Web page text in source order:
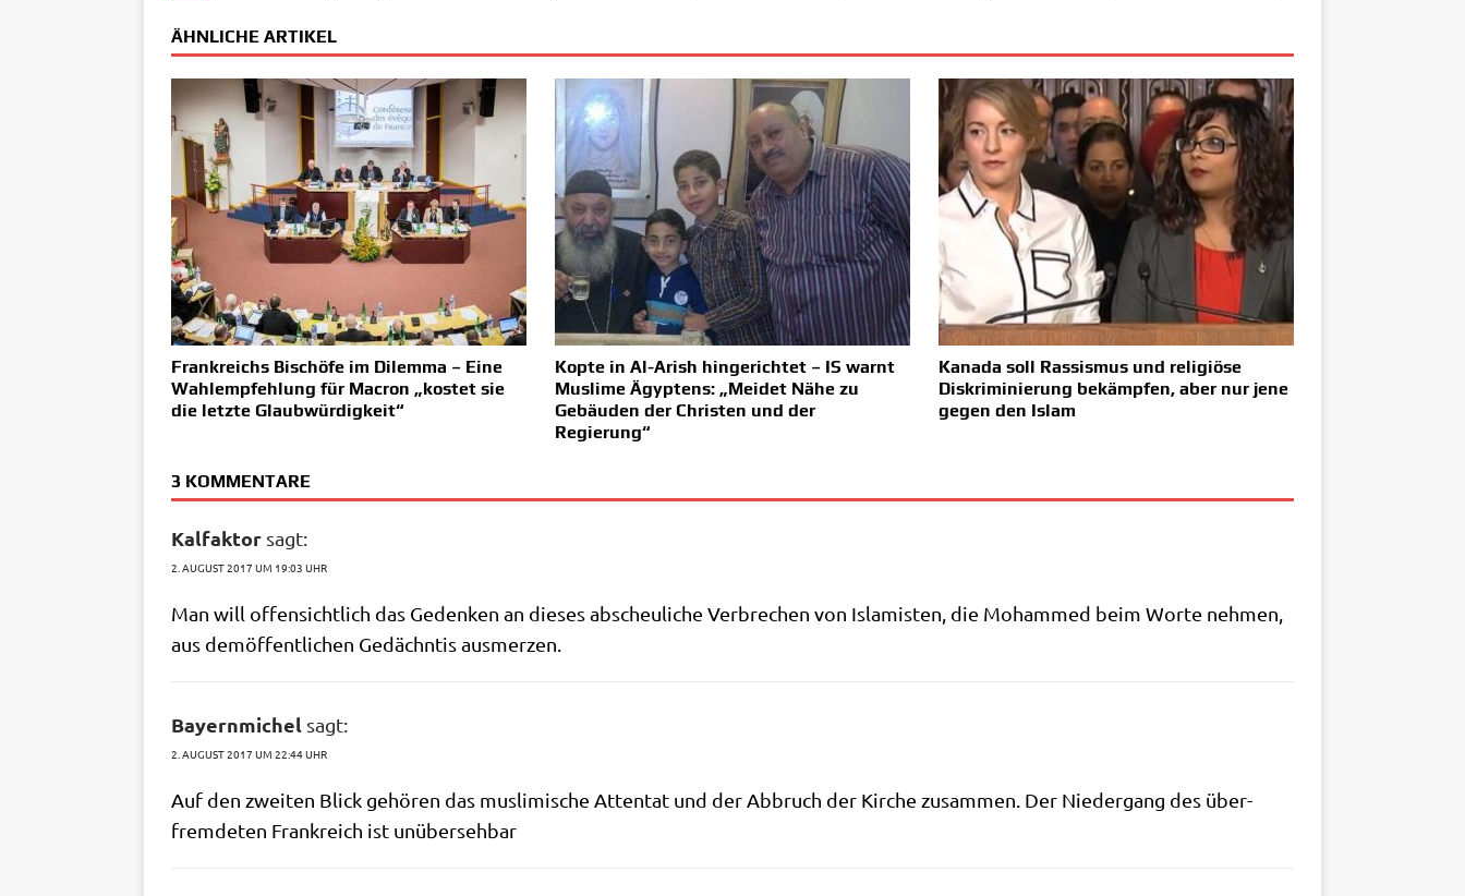
ÄHNLICHE ARTIKEL
Frankreichs Bischöfe im Dilemma – Eine
Wahlempfehlung für Macron „kostet sie
die letzte Glaubwürdigkeit“
Kopte in Al-Arish hingerichtet – IS warnt
Muslime Ägyptens: „Meidet Nähe zu
Gebäuden der Christen und der
Regierung“
Kanada soll Rassismus und religiöse
Diskriminierung bekämpfen, aber nur jene
gegen den Islam
3 KOMMENTARE
Kalfaktor sagt:
2. AUGUST 2017 UM 19:03 UHR
Man will offen­sicht­lich das Geden­ken an die­ses abscheu­li­che Ver­bre­chen von Isla­mi­sten, die Moham­med beim Wor­te neh­men,
aus dem­öf­fent­li­chen Gedächn­tis ausmerzen.
Bayernmichel sagt:
2. AUGUST 2017 UM 22:44 UHR
Auf den zwei­ten Blick gehö­ren das mus­li­mi­sche Atten­tat und der Abbruch der Kir­che zusam­men. Der Nie­der­gang des über­
frem­de­ten Frank­reich ist unübersehbar